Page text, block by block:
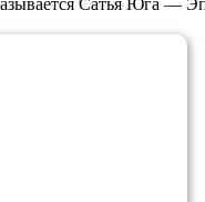
Сатья Юга —